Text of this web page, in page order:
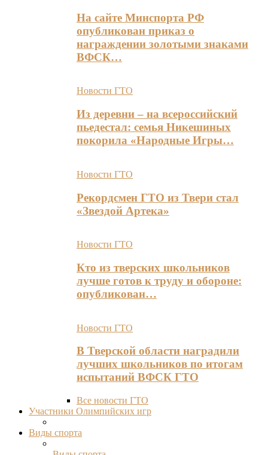
На сайте Минспорта РФ
опубликован приказ о
награждении золотыми знаками
ВФСК…
Новости ГТО
Из деревни – на всероссийский
пьедестал: семья Никешиных
покорила «Народные Игры…
Новости ГТО
Рекордсмен ГТО из Твери стал
«Звездой Артека»
Новости ГТО
Кто из тверских школьников
лучше готов к труду и обороне:
опубликован…
Новости ГТО
В Тверской области наградили
лучших школьников по итогам
испытаний ВФСК ГТО
Все новости ГТО
Участники Олимпийских игр
Виды спорта